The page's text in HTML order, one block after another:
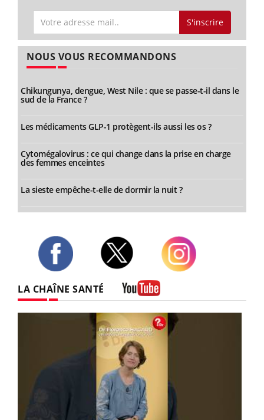
S'inscrire
NOUS VOUS RECOMMANDONS
Chikungunya, dengue, West Nile : que se passe-t-il dans le
sud de la France ?
Les médicaments GLP-1 protègent-ils aussi les os ?
Cytomégalovirus : ce qui change dans la prise en charge
des femmes enceintes
La sieste empêche-t-elle de dormir la nuit ?
LA CHAÎNE SANTÉ